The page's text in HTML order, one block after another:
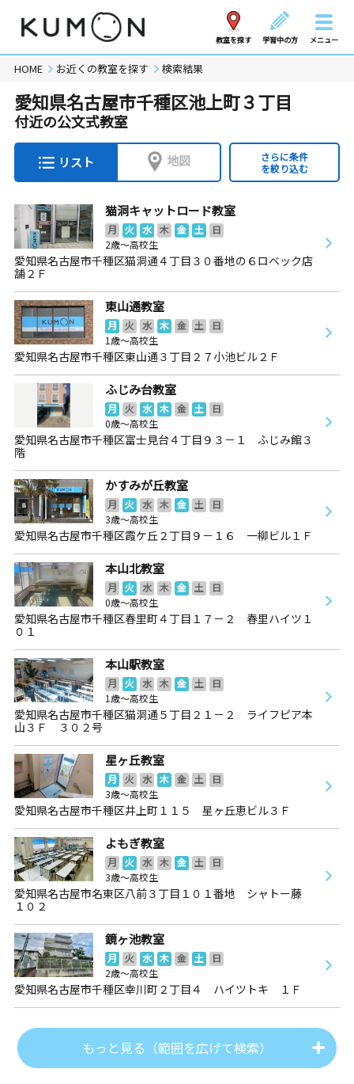
教室を探す 学習中の方 メニュー
HOME お近くの教室を探す 検索結果
愛知県名古屋市千種区池上町３丁目
付近の公文式教室
リスト 地図
さらに条件
を絞り込む
猫洞キャットロード教室
月 火 水 木 金 土
日
2歳～高校生
愛知県名古屋市千種区猫洞通４丁目３０番地の６ロベック店
舗２Ｆ
東山通教室
月 火 水 木 金 土
日
1歳～高校生
愛知県名古屋市千種区東山通３丁目２７小池ビル２Ｆ
ふじみ台教室
月 火 水 木 金 土
日
0歳～高校生
愛知県名古屋市千種区富士見台４丁目９３－１ ふじみ館３
階
かすみが丘教室
月 火 水 木 金 土
日
3歳～高校生
愛知県名古屋市千種区霞ケ丘２丁目９－１６ 一柳ビル１Ｆ
本山北教室
月 火 水 木 金 土
日
0歳～高校生
愛知県名古屋市千種区春里町４丁目１７－２ 春里ハイツ１
０１
本山駅教室
月 火 水 木 金 土
日
1歳～高校生
愛知県名古屋市千種区猫洞通５丁目２１－２ ライフピア本
山３Ｆ ３０２号
星ヶ丘教室
月 火 水 木 金 土
日
3歳～高校生
愛知県名古屋市千種区井上町１１５ 星ヶ丘恵ビル３Ｆ
よもぎ教室
月 火 水 木 金 土
日
3歳～高校生
愛知県名古屋市名東区八前３丁目１０１番地 シャトー藤
１０２
鏡ヶ池教室
月 火 水 木 金 土
日
2歳～高校生
愛知県名古屋市千種区幸川町２丁目４ ハイツトキ １Ｆ
もっと見る（範囲を広げて検索）